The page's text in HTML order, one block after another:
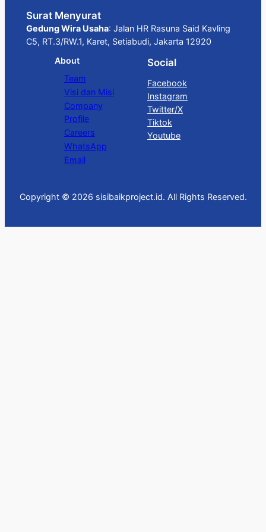
Surat Menyurat
Gedung Wira Usaha: Jalan HR Rasuna Said Kavling
C5, RT.3/RW.1, Karet, Setiabudi, Jakarta 12920
About
Team
Visi dan Misi
Company
Profile
Careers
WhatsApp
Email
Social
Facebook
Instagram
Twitter/X
Tiktok
Youtube
Copyright © 2026 sisibaikproject.id. All Rights Reserved.